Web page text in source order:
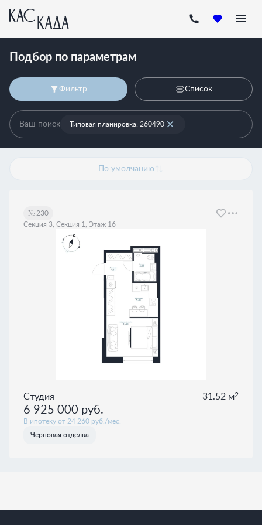
Подбор по параметрам
Фильтр Список
Ваш поиск Типовая планировка: 260490
По умолчанию
№ 230
Секция 3, Секция 1, Этаж 16
Студия 31.52 м2
6 925 000 руб.
В ипотеку от 24 260 руб./мес.
Черновая отделка